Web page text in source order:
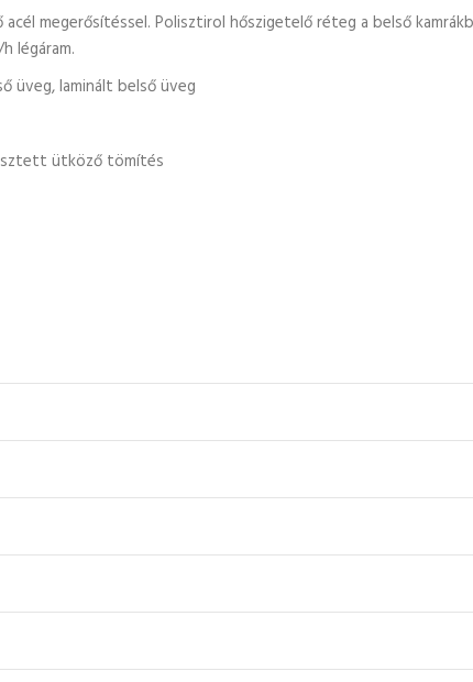
megerősítéssel. Polisztirol hőszigetelő réteg a belső
légáram.
üveg, laminált belső üveg
ütköző tömítés